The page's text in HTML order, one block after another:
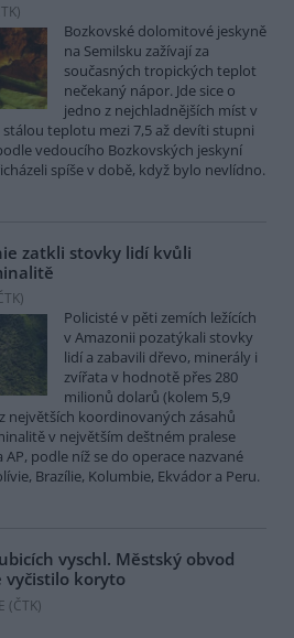
)
Bozkovské dolomitové jeskyně
na Semilsku zažívají za
současných tropických teplot
nečekaný nápor. Jde sice o
jedno z nejchladnějších míst v
teplotu mezi 7,5 až devíti stupni
vedoucího Bozkovských jeskyní
spíše v době, když bylo nevlídno.
zatkli stovky lidí kvůli
)
Policisté v pěti zemích ležících
v Amazonii pozatýkali stovky
lidí a zabavili dřevo, minerály i
zvířata v hodnotě přes 280
milionů dolarů (kolem 5,9
největších koordinovaných zásahů
v největším deštném pralese
podle níž se do operace nazvané
Brazílie, Kolumbie, Ekvádor a Peru.
vyschl. Městský obvod
vyčistilo koryto
(ČTK)